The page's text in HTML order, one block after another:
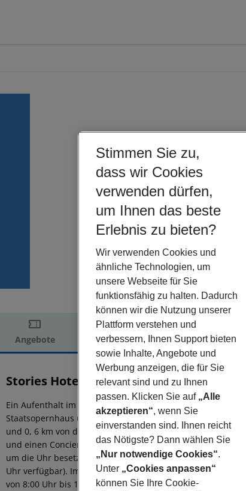
Angebote Hotelbeschreibung
Hotelbeschreibung
Stories Hotel Budapest
4
Ein Aufenthalt im Stories Hotel versetzt dich mitten ins
Staatsopernhaus und der St. -Stephans-Basilika entfernt.
und 0, 6 km von der Dohány-Straße-Synagoge entfernt.
und einen Concierge-Service. Zum Angebot gehören
um die Uhr besetzte Rezeption. Gegen einen Aufpreis
Uhr verfügbar). Im Stories Hotel gibt es ein Snack-Bar/
von 8:00 Uhr bis 10:00 Uhr gegen Gebühr angeboten.
Stimmen Sie zu,
dass wir Cookies
verwenden dürfen,
um Ihnen das beste
Erlebnis zu bieten?
Wir verwenden Cookies und
ähnliche Technologien, um
unsere Webseite für Sie
funktionsfähig zu halten. Dadurch
können wir die Nutzung unserer
Plattform verstehen und
verbessern, Ihnen Support bieten
sowie Inhalte, Angebote und
Werbung anzeigen, die für Sie
relevant sind und zu Ihnen
passen. Klicken Sie auf „Alle
akzeptieren“, wenn Sie
einverstanden sind. Ihnen reicht
das Nötigste? Dann wählen Sie
„Nur notwendige Cookies“.
Unter „Cookies anpassen“
können Sie Ihre Cookie-